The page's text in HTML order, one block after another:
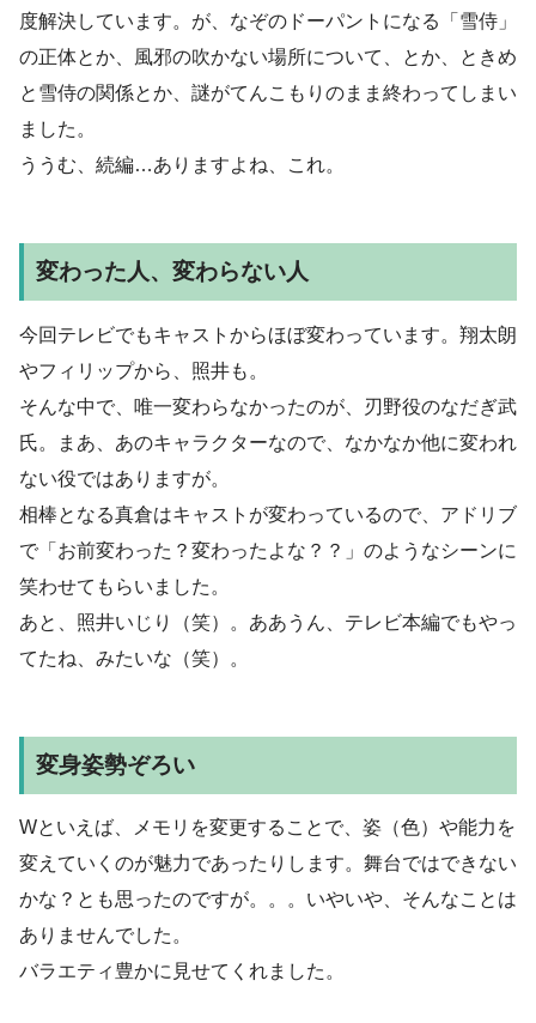
度解決しています。が、なぞのドーパントになる「雪侍」
の正体とか、風邪の吹かない場所について、とか、ときめ
と雪侍の関係とか、謎がてんこもりのまま終わってしまい
ました。
ううむ、続編…ありますよね、これ。
変わった人、変わらない人
今回テレビでもキャストからほぼ変わっています。翔太朗
やフィリップから、照井も。
そんな中で、唯一変わらなかったのが、刃野役のなだぎ武
氏。まあ、あのキャラクターなので、なかなか他に変われ
ない役ではありますが。
相棒となる真倉はキャストが変わっているので、アドリブ
で「お前変わった？変わったよな？？」のようなシーンに
笑わせてもらいました。
あと、照井いじり（笑）。ああうん、テレビ本編でもやっ
てたね、みたいな（笑）。
変身姿勢ぞろい
Wといえば、メモリを変更することで、姿（色）や能力を
変えていくのが魅力であったりします。舞台ではできない
かな？とも思ったのですが。。。いやいや、そんなことは
ありませんでした。
バラエティ豊かに見せてくれました。